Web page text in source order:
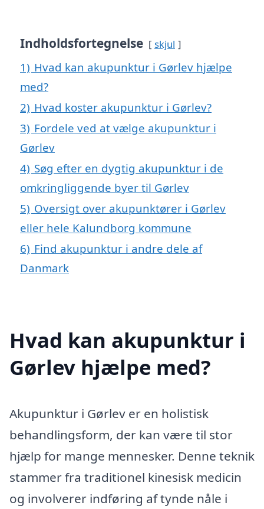
Indholdsfortegnelse skjul
1) Hvad kan akupunktur i Gørlev hjælpe
med?
2) Hvad koster akupunktur i Gørlev?
3) Fordele ved at vælge akupunktur i
Gørlev
4) Søg efter en dygtig akupunktur i de
omkringliggende byer til Gørlev
5) Oversigt over akupunktører i Gørlev
eller hele Kalundborg kommune
6) Find akupunktur i andre dele af
Danmark
Hvad kan akupunktur i
Gørlev hjælpe med?
Akupunktur i Gørlev er en holistisk
behandlingsform, der kan være til stor
hjælp for mange mennesker. Denne teknik
stammer fra traditionel kinesisk medicin
og involverer indføring af tynde nåle i